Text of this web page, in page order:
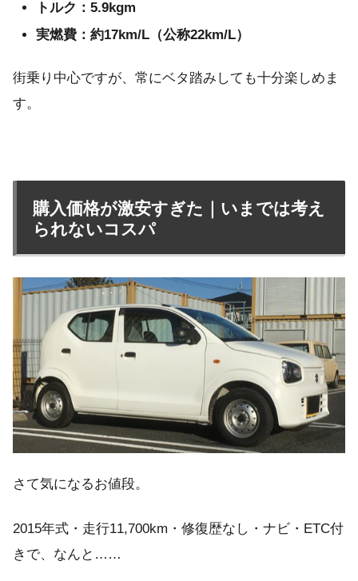
トルク：5.9kgm
実燃費：約17km/L（公称22km/L）
街乗り中心ですが、常にベタ踏みしても十分楽しめま
す。
購入価格が激安すぎた｜いまでは考え
られないコスパ
さて気になるお値段。
2015年式・走行11,700km・修復歴なし・ナビ・ETC付
きで、なんと……